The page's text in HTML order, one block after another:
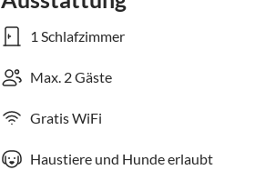
1 Schlafzimmer
Max. 2 Gäste
Gratis WiFi
Haustiere und Hunde erlaubt